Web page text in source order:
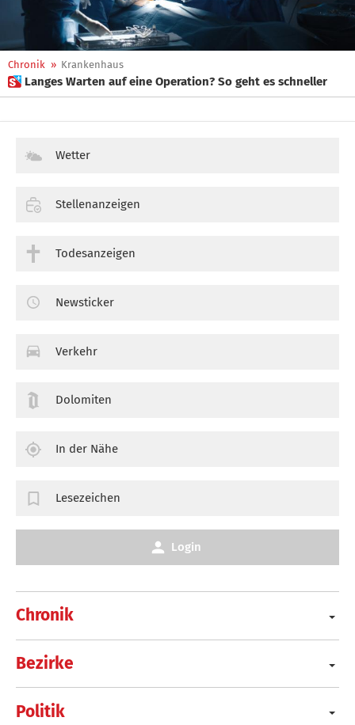
Chronik » Krankenhaus
 Langes Warten auf eine Operation? So geht es schneller
Chronik
Bezirke
Politik
Wetter
Stellenanzeigen
Todesanzeigen
Newsticker
Verkehr
Dolomiten
In der Nähe
Lesezeichen
Login